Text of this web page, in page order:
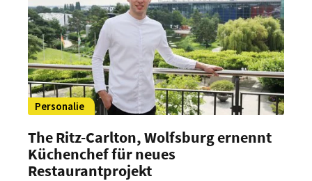
Personalie
The Ritz-Carlton, Wolfsburg ernennt
Küchenchef für neues
Restaurantprojekt